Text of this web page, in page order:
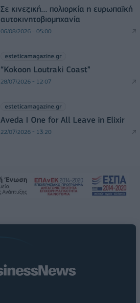
Σε κινεζική… πολιορκία η ευρωπαϊκή
αυτοκινητοβιομηχανία
06/08/2026 - 05:00
esteticamagazine.gr
“Kokoon Loutraki Coast”
28/07/2026 - 12:07
esteticamagazine.gr
Aveda I One for All Leave in Elixir
22/07/2026 - 13:20